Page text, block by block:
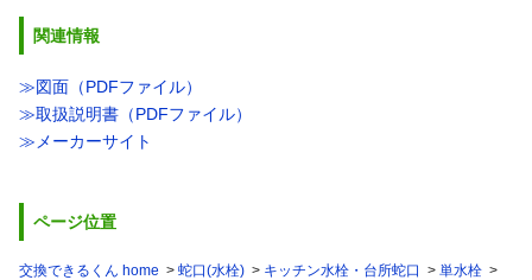
関連情報
≫図面（PDFファイル）
≫取扱説明書（PDFファイル）
≫メーカーサイト
ページ位置
交換できるくん home 蛇口(水栓) キッチン水栓・台所蛇口
単水栓